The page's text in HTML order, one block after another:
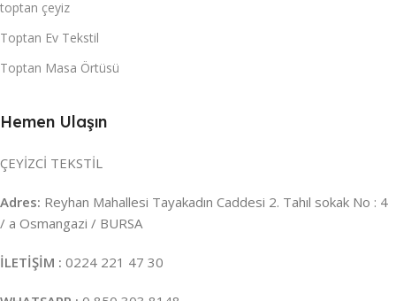
toptan çeyiz
Toptan Ev Tekstil
Toptan Masa Örtüsü
Hemen Ulaşın
ÇEYİZCİ TEKSTİL
Adres: Reyhan Mahallesi Tayakadın Caddesi 2. Tahıl sokak No : 4
/ a Osmangazi / BURSA
İLETİŞİM : 0224 221 47 30